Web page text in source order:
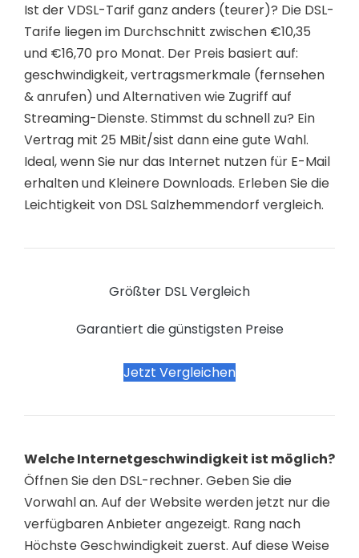
Ist der VDSL-Tarif ganz anders (teurer)? Die DSL-
Tarife liegen im Durchschnitt zwischen €10,35
und €16,70 pro Monat. Der Preis basiert auf:
geschwindigkeit, vertragsmerkmale (fernsehen
& anrufen) und Alternativen wie Zugriff auf
Streaming-Dienste. Stimmst du schnell zu? Ein
Vertrag mit 25 MBit/sist dann eine gute Wahl.
Ideal, wenn Sie nur das Internet nutzen für E-Mail
erhalten und Kleinere Downloads. Erleben Sie die
Leichtigkeit von DSL Salzhemmendorf vergleich.
Größter DSL Vergleich
Garantiert die günstigsten Preise
Jetzt Vergleichen
Welche Internetgeschwindigkeit ist möglich?
Öffnen Sie den DSL-rechner. Geben Sie die
Vorwahl an. Auf der Website werden jetzt nur die
verfügbaren Anbieter angezeigt. Rang nach
Höchste Geschwindigkeit zuerst. Auf diese Weise